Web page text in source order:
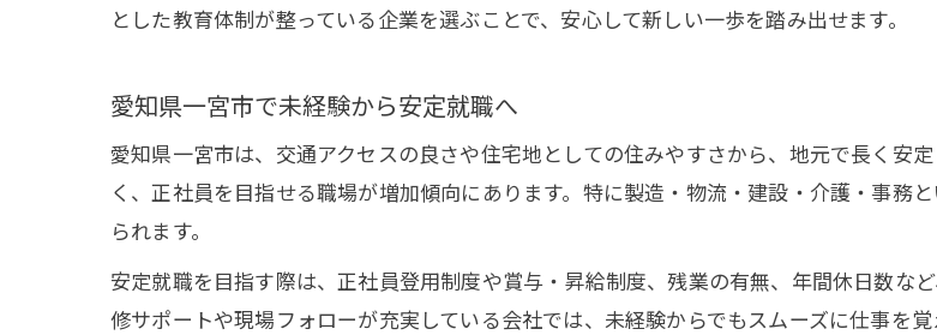
未経験から始める事務やサービ
経験ゼロでも安心できる職場の選び
未経験歓迎の職場環境を見極め
未経験でも安心できる企業の特
未経験スタートで重視したい福
とした教育体制が整っている企業を選ぶことで、安心して新しい一歩を踏み出せます。
愛知県一宮市で未経験から安定就職へ
愛知県一宮市は、交通アクセスの良さや住宅地としての住みやすさから、地元で長く安
く、正社員を目指せる職場が増加傾向にあります。特に製造・物流・建設・介護・事務
られます。
安定就職を目指す際は、正社員登用制度や賞与・昇給制度、残業の有無、年間休日数な
修サポートや現場フォローが充実している会社では、未経験からでもスムーズに仕事を